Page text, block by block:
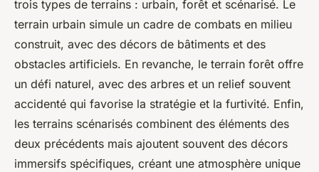
trois types de terrains : urbain, forêt et scénarisé. Le
terrain urbain simule un cadre de combats en milieu
construit, avec des décors de bâtiments et des
obstacles artificiels. En revanche, le terrain forêt offre
un défi naturel, avec des arbres et un relief souvent
accidenté qui favorise la stratégie et la furtivité. Enfin,
les terrains scénarisés combinent des éléments des
deux précédents mais ajoutent souvent des décors
immersifs spécifiques, créant une atmosphère unique